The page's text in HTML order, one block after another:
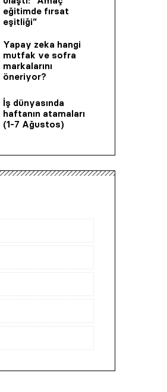
eğitimde fırsat
eşitliği”
Yapay zeka hangi
mutfak ve sofra
markalarını
öneriyor?
İş dünyasında
haftanın atamaları
(1-7 Ağustos)